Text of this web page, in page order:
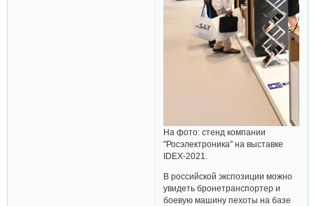
На фото: стенд компании
"Росэлектроника" на выставке
IDEX-2021.
В российской экспозиции можно
увидеть бронетранспортер и
боевую машину пехоты на базе